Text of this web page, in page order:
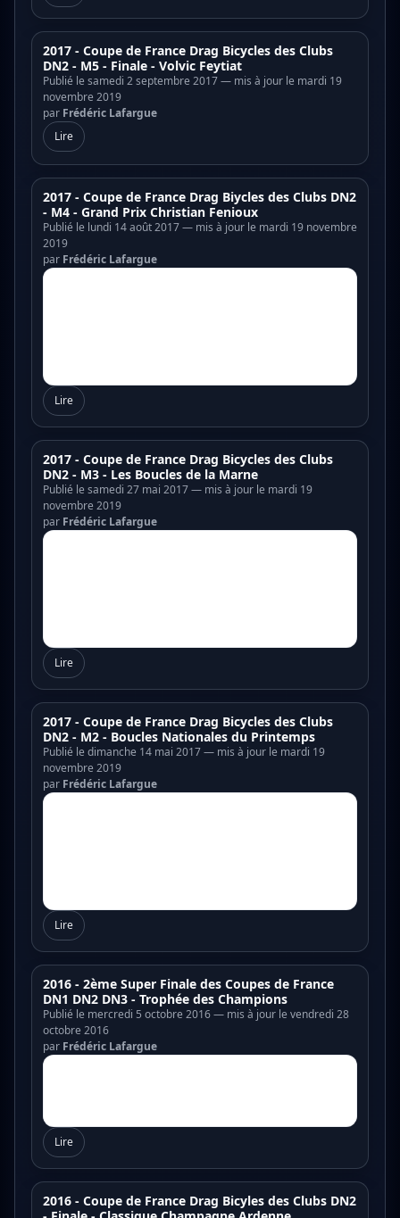
2017 - Coupe de France Drag Bicycles des Clubs
DN2 - M5 - Finale - Volvic Feytiat
Publié le samedi 2 septembre 2017 — mis à jour le mardi 19
novembre 2019
par Frédéric Lafargue
Lire
2017 - Coupe de France Drag Biycles des Clubs DN2
- M4 - Grand Prix Christian Fenioux
Publié le lundi 14 août 2017 — mis à jour le mardi 19 novembre
2019
par Frédéric Lafargue
Lire
2017 - Coupe de France Drag Bicycles des Clubs
DN2 - M3 - Les Boucles de la Marne
Publié le samedi 27 mai 2017 — mis à jour le mardi 19
novembre 2019
par Frédéric Lafargue
Lire
2017 - Coupe de France Drag Bicycles des Clubs
DN2 - M2 - Boucles Nationales du Printemps
Publié le dimanche 14 mai 2017 — mis à jour le mardi 19
novembre 2019
par Frédéric Lafargue
Lire
2016 - 2ème Super Finale des Coupes de France
DN1 DN2 DN3 - Trophée des Champions
Publié le mercredi 5 octobre 2016 — mis à jour le vendredi 28
octobre 2016
par Frédéric Lafargue
Lire
2016 - Coupe de France Drag Bicyles des Clubs DN2